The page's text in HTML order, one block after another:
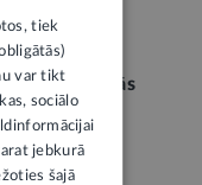
ja radušās
tiek
var tikt
sociālo
jebkurā
šajā